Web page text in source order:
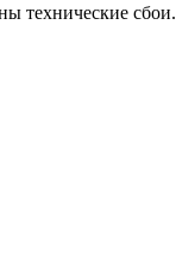
технические сбои.